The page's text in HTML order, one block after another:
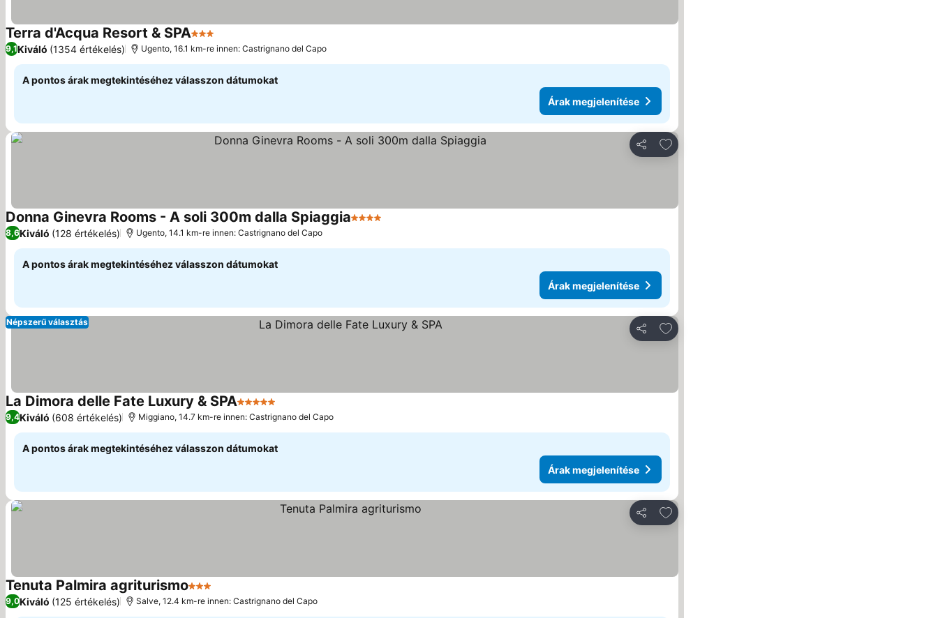
Terra d'Acqua Resort & SPA3 Kategória
9,1Kiváló (1354 értékelés) Ugento, 16.1 km-re innen: Castrignano del Capo
A pontos árak megtekintéséhez válasszon dátumokat
Árak megjelenítése
Megosztás
Hozzáadás a kedvencekhez
Donna Ginevra Rooms - A soli 300m dalla Spiaggia4 Kategória
8,6Kiváló (128 értékelés) Ugento, 14.1 km-re innen: Castrignano del Capo
A pontos árak megtekintéséhez válasszon dátumokat
Árak megjelenítése
Megosztás
Hozzáadás a kedvencekhez
Népszerű választás
La Dimora delle Fate Luxury & SPA5 Kategória
9,4Kiváló (608 értékelés) Miggiano, 14.7 km-re innen: Castrignano del Capo
A pontos árak megtekintéséhez válasszon dátumokat
Árak megjelenítése
Megosztás
Hozzáadás a kedvencekhez
Tenuta Palmira agriturismo3 Kategória
9,0Kiváló (125 értékelés) Salve, 12.4 km-re innen: Castrignano del Capo